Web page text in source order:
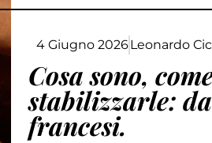
4 Giugno 2026Leonardo
Cosa sono,
stabilizzarle:
francesi.